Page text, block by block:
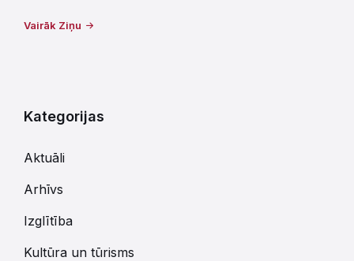
Vairāk Ziņu
Kategorijas
Aktuāli
Arhīvs
Izglītība
Kultūra un tūrisms